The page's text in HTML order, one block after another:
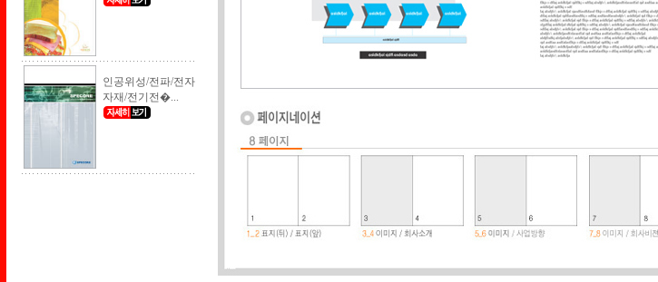
인공위성/전파/전자
자재/전기전�...